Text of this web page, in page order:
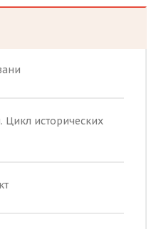
Цикл исторических